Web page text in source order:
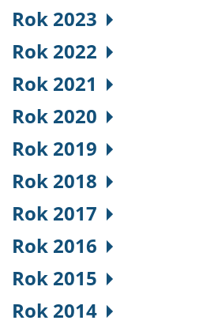
Rok 2023
Rok 2022
Rok 2021
Rok 2020
Rok 2019
Rok 2018
Rok 2017
Rok 2016
Rok 2015
Rok 2014